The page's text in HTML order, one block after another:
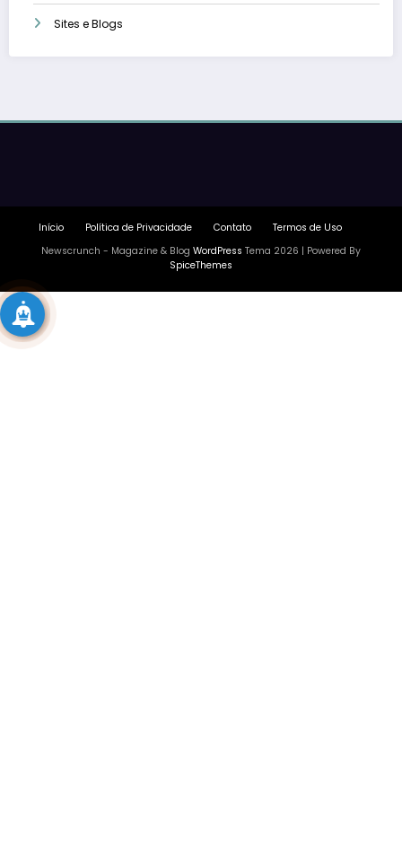
Sites e Blogs
Início Política de Privacidade Contato
Termos de Uso
Newscrunch - Magazine & Blog WordPress Tema 2026 | Powered By
SpiceThemes